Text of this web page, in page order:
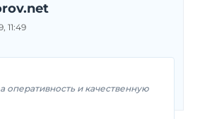
11:49
оперативность и качественную